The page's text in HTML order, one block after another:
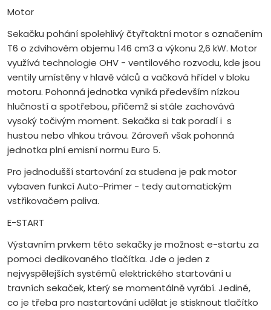
Motor
Sekačku pohání spolehlivý čtyřtaktní motor s označením
T6 o zdvihovém objemu 146 cm3 a výkonu 2,6 kW. Motor
využívá technologie OHV - ventilového rozvodu, kde jsou
ventily umístěny v hlavě válců a vačková hřídel v bloku
motoru. Pohonná jednotka vyniká především nízkou
hlučností a spotřebou, přičemž si stále zachovává
vysoký točivým moment. Sekačka si tak poradí i s
hustou nebo vlhkou trávou. Zároveň však pohonná
jednotka plní emisní normu Euro 5.
Pro jednodušší startování za studena je pak motor
vybaven funkcí Auto-Primer - tedy automatickým
vstřikovačem paliva.
E-START
Výstavním prvkem této sekačky je možnost e-startu za
pomoci dedikovaného tlačítka. Jde o jeden z
nejvyspělejších systémů elektrického startování u
travních sekaček, který se momentálně vyrábí. Jediné,
co je třeba pro nastartování udělat je stisknout tlačítko